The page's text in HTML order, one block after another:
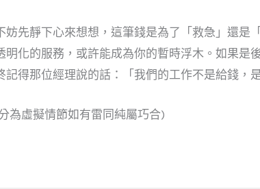
妨先靜下心來想想，這筆錢是為了「救急」還是
明化的服務，或許能成為你的暫時浮木。如果是
得那位經理說的話：「我們的工作不是給錢，
為虛擬情節如有雷同純屬巧合)